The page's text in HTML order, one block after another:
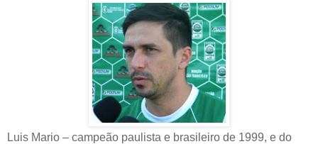
Luis Mario – campeão paulista e brasileiro de 1999, e do